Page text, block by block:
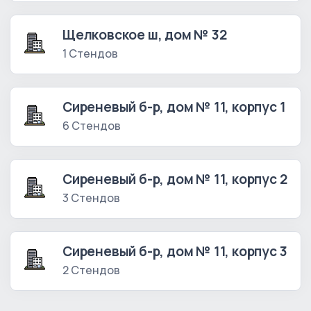
Щелковское ш, дом № 32
1 Стендов
Сиреневый б-р, дом № 11, корпус 1
6 Стендов
Сиреневый б-р, дом № 11, корпус 2
3 Стендов
Сиреневый б-р, дом № 11, корпус 3
2 Стендов